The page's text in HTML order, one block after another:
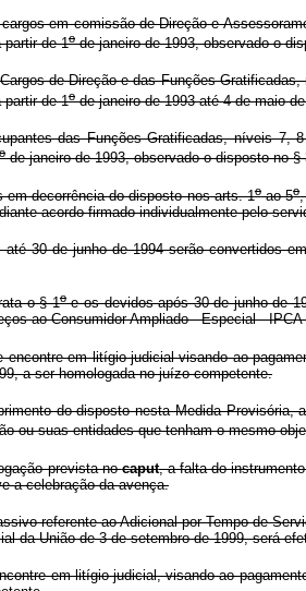
em comissão de Direção e
partir de 1ode janeiro de 1993, observado o
de Direção e das Funções
partir de 1ode janeiro de 1993 até 4 de maio
das Funções Gratificadas, níveis 7, 8 e
ode janeiro de 1993, observado o disposto no §
decorrência do disposto nos arts. 1oao 5o,
acordo firmado individualmente pelo
30 de junho de 1994 serão convertidos
o § 1oe os devidos após 30 de junho de
ao Consumidor Ampliado - Especial -
em litígio judicial visando ao
a ser homologada no juízo competente.
do disposto nesta Medida Provisória,
ou suas entidades que tenham o mesmo
prevista nocaput, a falta do
a celebração da avença.
referente ao Adicional por Tempo de
da União de 3 de setembro de 1999, será
em litígio judicial, visando ao